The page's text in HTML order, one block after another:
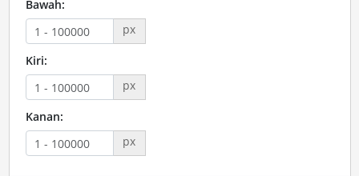
Bawah:
px
Kiri:
px
Kanan:
px